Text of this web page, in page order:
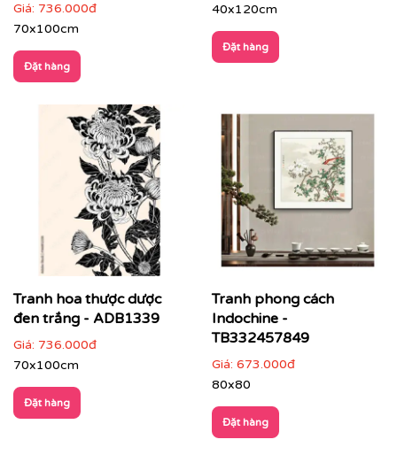
Giá: 736.000đ
70x100cm
Đặt hàng
40x120cm
Đặt hàng
Tranh hoa thược dược
đen trắng - ADB1339
Giá: 736.000đ
70x100cm
Đặt hàng
Tranh phong cách
Indochine -
TB332457849
Giá: 673.000đ
80x80
Đặt hàng